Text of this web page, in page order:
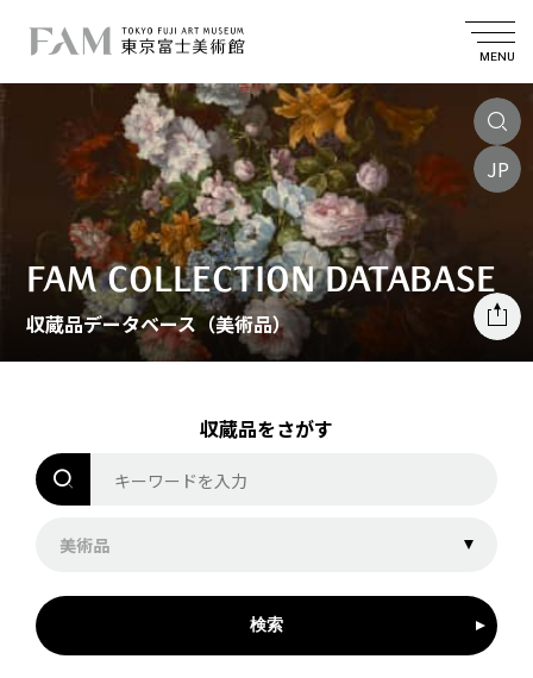
MENU
JP
FAM COLLECTION DATABASE
収蔵品データベース（美術品）
収蔵品をさがす
美術品
検索